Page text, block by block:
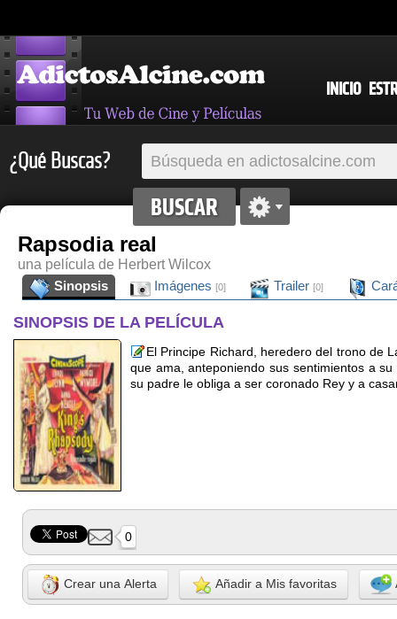
INICIO
¿Qué Buscas?
Rapsodia real
una película de Herbert Wilcox
Sinopsis
Imágenes [0] Trailer [0]
SINOPSIS DE LA PELÍCULA
El Principe Richard, heredero del trono de
que ama, anteponiendo sus sentimientos a
su padre le obliga a ser coronado Rey y a
0
Crear una Alerta Añadir a Mis favoritas